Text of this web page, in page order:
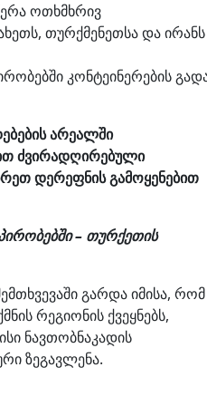
ოთხმხრივ
თურქმენეთსა და ირანს
კონტეინერების
არეალში
ძვირადღირებული
დერეფნის გამოყენებით
– თურქეთის
გარდა იმისა, რომ
რეგიონის ქვეყნებს,
ნავთობნაკადის
ზეგავლენა.